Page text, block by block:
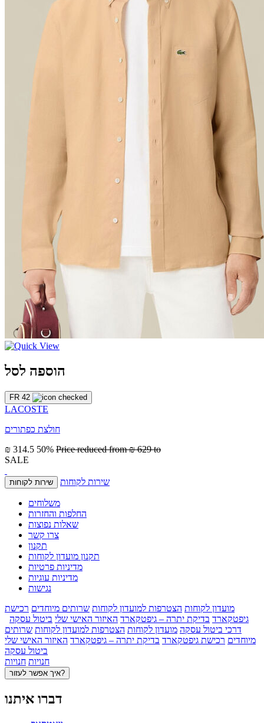
הוספה לסל
FR 42
LACOSTE
חולצת כפתורים
₪ 314.5 50% Price reduced from₪ 629 to
SALE
שירות לקוחות שירות לקוחות
משלוחים
החלפות והחזרות
שאלות נפוצות
צרו קשר
תקנון
תקנון מועדון לקוחות
מדיניות פרטיות
מדיניות עוגיות
נגישות
מועדון לקוחות הצטרפות למועדון לקוחות שרותים מיוחדים רכישת
גיפטקארד בדיקת יתרה – גיפטקארד האיזור האישי שלי ביטול עסקה
דרכי ביטול עסקה מועדון לקוחות הצטרפות למועדון לקוחות שרותים
מיוחדים רכישת גיפטקארד בדיקת יתרה – גיפטקארד האיזור האישי שלי
ביטול עסקה
חנויות חנויות
איך אפשר לעזור?
דברו איתנו